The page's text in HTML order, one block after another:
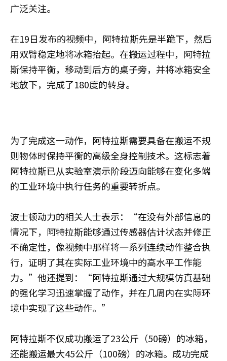
广泛关注。
在19日发布的视频中，阿特拉斯先是半跪下，然后
用双臂稳定地将冰箱抬起。在搬运过程中，阿特拉
斯保持平衡，移动到后方的桌子旁，并将冰箱安全
地放下，完成了180度的转身。
为了完成这一动作，阿特拉斯需要具备在搬运不规
则物体时保持平衡的高级全身控制技术。这标志着
阿特拉斯已从实验室演示阶段迈向能够在变化多端
的工业环境中执行任务的重要转折点。
波士顿动力的相关人士表示：“在没有外部信息的
情况下，阿特拉斯能够通过传感器估计状态并修正
不确定性，像视频中那样将一系列连续动作整合执
行，证明了其在实际工业环境中的高水平工作能
力。”他还提到：“阿特拉斯通过大规模仿真基础
的强化学习迅速掌握了动作，并在几周内在实际环
境中实现了这些动作。”
阿特拉斯不仅成功搬运了23公斤（50磅）的冰箱，
还能搬运最大45公斤（100磅）的冰箱。成功完成